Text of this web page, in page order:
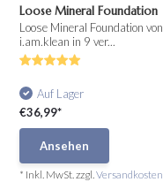
Loose Mineral Foundation
Loose Mineral Foundation von
i.am.klean in 9 ver...
Auf Lager
€36,99*
Ansehen
* Inkl. MwSt. zzgl.Versandkosten